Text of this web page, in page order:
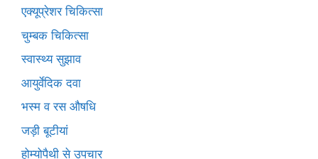
एक्यूप्रेशर चिकित्सा
चुम्बक चिकित्सा
स्वास्थ्य सुझाव
आयुर्वेदिक दवा
भस्म व रस औषधि
जड़ी बूटीयां
होम्योपैथी से उपचार